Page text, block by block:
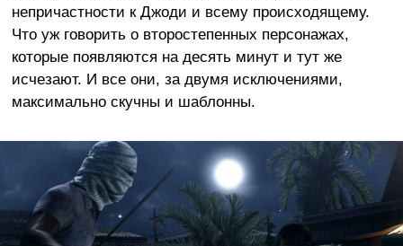
непричастности к Джоди и всему происходящему.
Что уж говорить о второстепенных персонажах,
которые появляются на десять минут и тут же
исчезают. И все они, за двумя исключениями,
максимально скучны и шаблонны.